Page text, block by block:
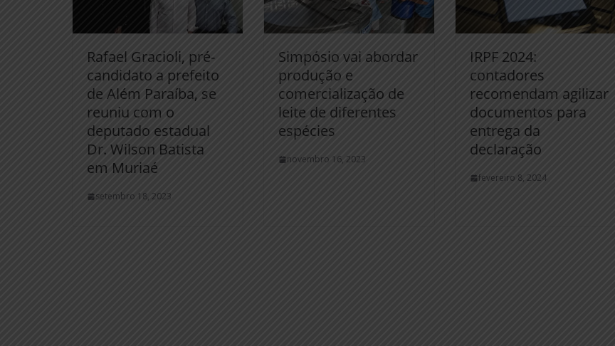
Rafael Gracioli, pré-
candidato a prefeito
de Além Paraíba, se
reuniu com o
deputado estadual
Dr. Wilson Batista
em Muriaé
setembro 18, 2023
Simpósio vai abordar
produção e
comercialização de
leite de diferentes
espécies
novembro 16, 2023
IRPF 2024:
contadores
recomendam agilizar
documentos para
entrega da
declaração
fevereiro 8, 2024